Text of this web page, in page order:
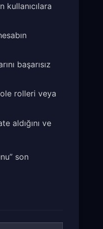
başarısız
rolleri veya
aldığını ve
son